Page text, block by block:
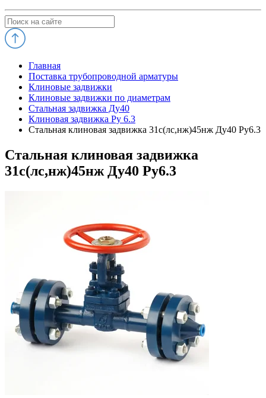
Главная
Поставка трубопроводной арматуры
Клиновые задвижки
Клиновые задвижки по диаметрам
Стальная задвижка Ду40
Клиновая задвижка Ру 6.3
Стальная клиновая задвижка 31с(лс,нж)45нж Ду40 Ру6.3
Стальная клиновая задвижка
31с(лс,нж)45нж Ду40 Ру6.3